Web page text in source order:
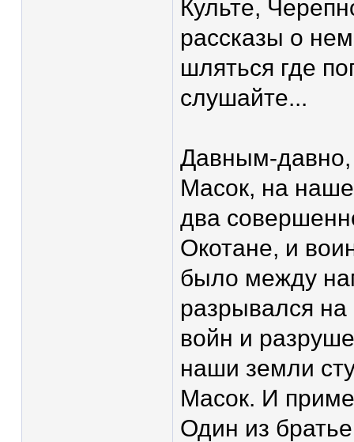
Культе,
рассказы о
шляться где
слушайте...
Давным-давно,
Масок, на
два
Окотане, и
было между
разрывался на
войн и
наши земли
Масок. И
Один из